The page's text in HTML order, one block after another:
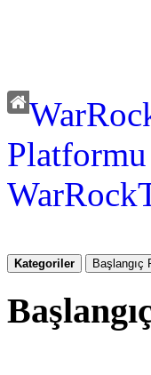
Kategoriler Başlangıç